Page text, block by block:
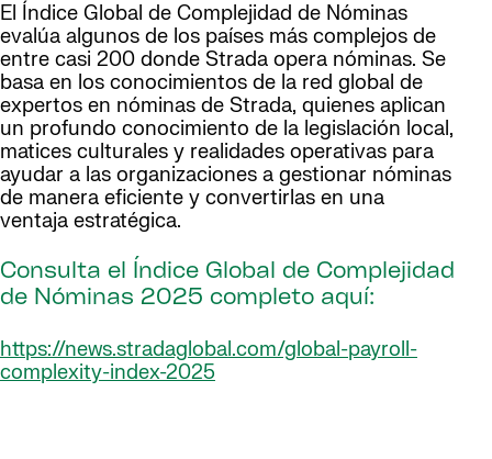
El Índice Global de Complejidad de Nóminas
evalúa algunos de los países más complejos de
entre casi 200 donde Strada opera nóminas. Se
basa en los conocimientos de la red global de
expertos en nóminas de Strada, quienes aplican
un profundo conocimiento de la legislación local,
matices culturales y realidades operativas para
ayudar a las organizaciones a gestionar nóminas
de manera eficiente y convertirlas en una
ventaja estratégica.
Consulta el Índice Global de Complejidad
de Nóminas 2025 completo aquí:
https://news.stradaglobal.com/global-payroll-
complexity-index-2025